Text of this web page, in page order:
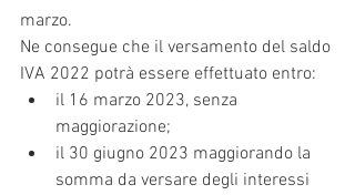
marzo.
Ne consegue che il versamento del saldo
IVA 2022 potrà essere effettuato entro:
il 16 marzo 2023, senza
maggiorazione;
il 30 giugno 2023 maggiorando la
somma da versare degli interessi